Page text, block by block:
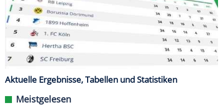
Aktuelle Ergebnisse, Tabellen und Statistiken
Meistgelesen